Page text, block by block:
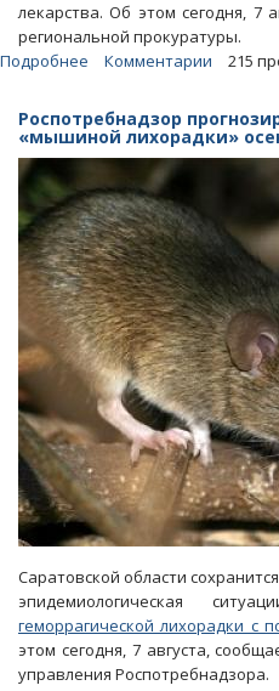
лекарства. Об этом сегодня, 7
региональной прокуратуры.
Подробнее
онкодиспансер
своим
бездействием
опустил
инвалида
на
деньги
Комментарии 215
Роспотребнадзор
«мышиной лихорадки»
Саратовской области
эпидемиологическая
геморрагической лихорадки с
этом сегодня, 7 августа,
управления Роспотребнадзора.